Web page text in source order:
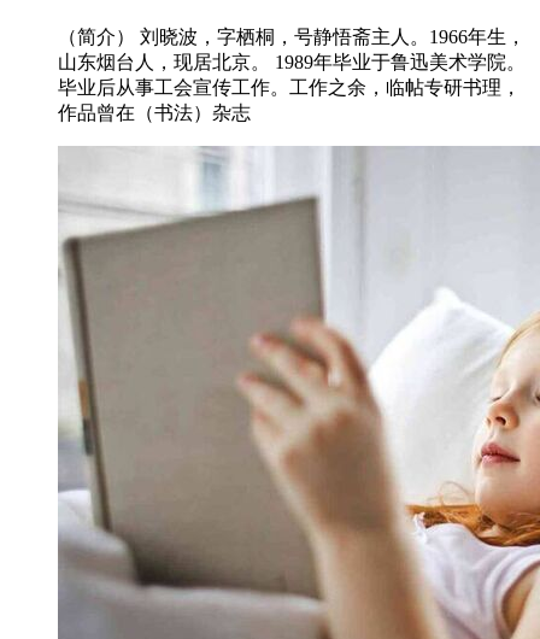
（简介） 刘晓波，字栖桐，号静悟斋主人。1966年生，
山东烟台人，现居北京。 1989年毕业于鲁迅美术学院。
毕业后从事工会宣传工作。工作之余，临帖专研书理，
作品曾在（书法）杂志